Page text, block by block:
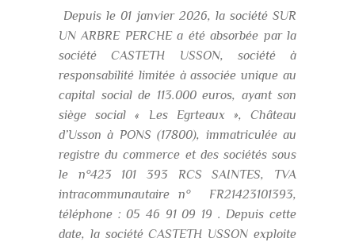
Depuis le 01 janvier 2026, la société SUR
UN ARBRE PERCHE a été absorbée par la
société CASTETH USSON, société à
responsabilité limitée à associée unique au
capital social de 113.000 euros, ayant son
siège social « Les Egrteaux », Château
d’Usson à PONS (17800), immatriculée au
registre du commerce et des sociétés sous
le n°423 101 393 RCS SAINTES, TVA
intracommunautaire n° FR21423101393,
téléphone : 05 46 91 09 19 . Depuis cette
date, la société CASTETH USSON exploite